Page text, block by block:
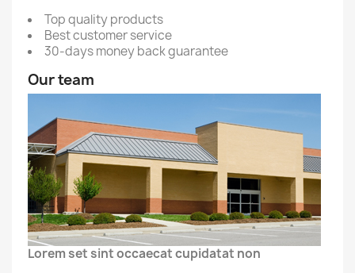
Top quality products
Best customer service
30-days money back guarantee
Our team
Lorem set sint occaecat cupidatat non